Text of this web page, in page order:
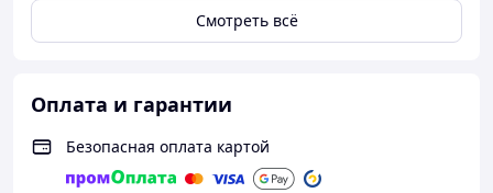
Смотреть всё
Оплата и гарантии
Безопасная оплата картой